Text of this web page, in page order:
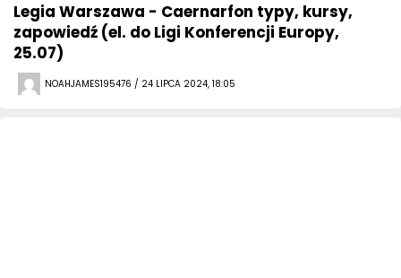
Legia Warszawa - Caernarfon typy, kursy,
zapowiedź (el. do Ligi Konferencji Europy,
25.07)
NOAHJAMES195476 / 24 LIPCA 2024, 18:05